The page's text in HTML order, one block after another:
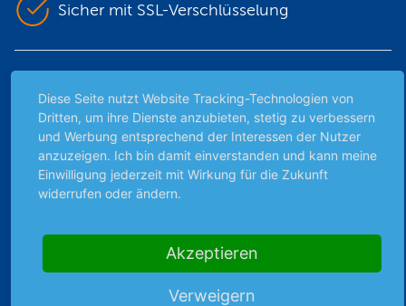
Sicher mit SSL-Verschlüsselung
Archiv
Börsenbericht
Börsengerüchte
Börsengespräche
Favoriten
Diese Seite nutzt Website Tracking-Technologien von
Dritten, um ihre Dienste anzubieten, stetig zu verbessern
und Werbung entsprechend der Interessen der Nutzer
anzuzeigen. Ich bin damit einverstanden und kann meine
Einwilligung jederzeit mit Wirkung für die Zukunft
widerrufen oder ändern.
Akzeptieren
Verweigern